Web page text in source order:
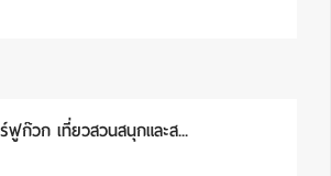
ฟูก๊วก เที่ยวสวนสนุกและส...